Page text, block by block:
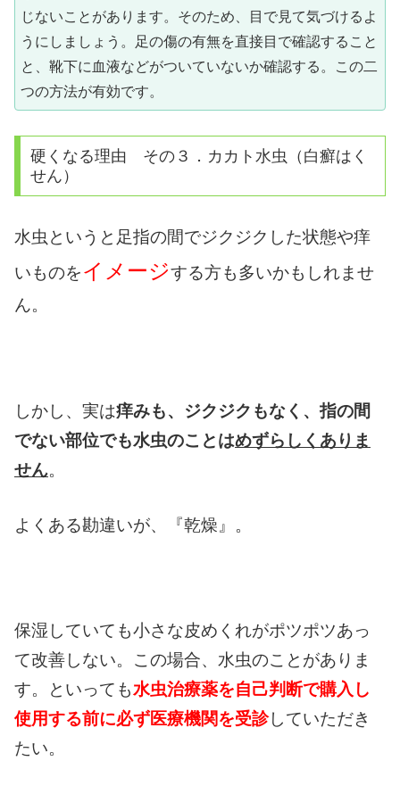
じないことがあります。そのため、目で見て気づけるよ
うにしましょう。足の傷の有無を直接目で確認すること
と、靴下に血液などがついていないか確認する。この二
つの方法が有効です。
硬くなる理由 その３．カカト水虫（白癬はく
せん）
水虫というと足指の間でジクジクした状態や痒
いものをイメージする方も多いかもしれませ
ん。
しかし、実は痒みも、ジクジクもなく、指の間
でない部位でも水虫のことはめずらしくありま
せん。
よくある勘違いが、『乾燥』。
保湿していても小さな皮めくれがポツポツあっ
て改善しない。この場合、水虫のことがありま
す。といっても水虫治療薬を自己判断で購入し
使用する前に必ず医療機関を受診していただき
たい。